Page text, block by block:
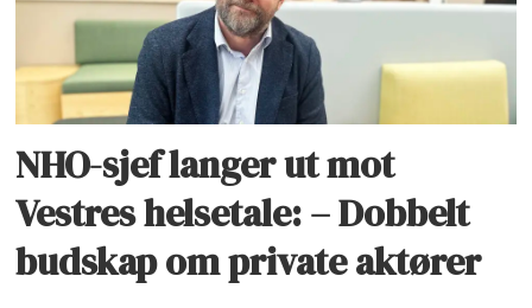
NHO-sjef langer ut mot
Vestres helsetale: – Dobbelt
budskap om private aktører